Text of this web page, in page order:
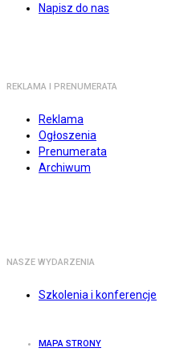
Napisz do nas
REKLAMA I PRENUMERATA
Reklama
Ogłoszenia
Prenumerata
Archiwum
NASZE WYDARZENIA
Szkolenia i konferencje
MAPA STRONY